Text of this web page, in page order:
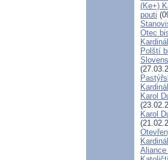
(Ke+)
pouti
Otec
Polští
Karol
Karol
Aliance